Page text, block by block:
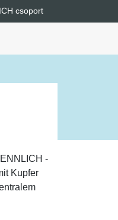
csoport
-
Kupfer